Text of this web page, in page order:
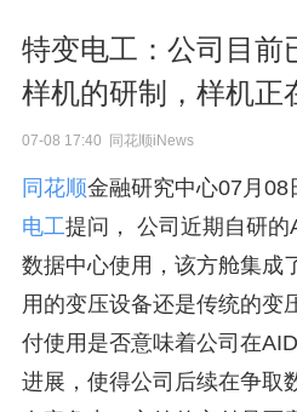
特变电工：公司目前
样机的研制，样机正
07-08 17:40 同花顺iNews
同花顺金融研究中心07月08
电工提问， 公司近期自研
数据中心使用，该方舱集成
用的变压设备还是传统的变
付使用是否意味着公司在
进展，使得公司后续在争取